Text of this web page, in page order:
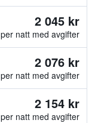
2 045 kr
per natt med avgifter
2 076 kr
per natt med avgifter
2 154 kr
per natt med avgifter